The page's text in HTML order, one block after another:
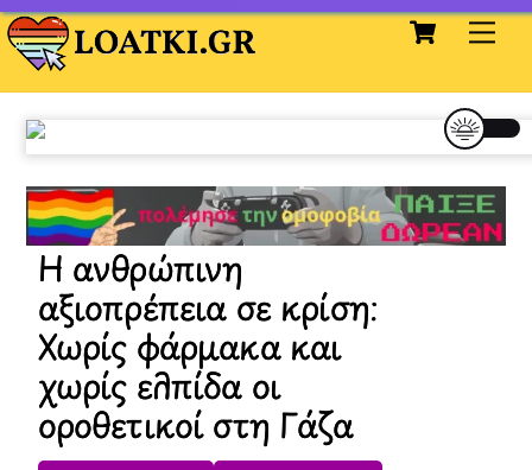
Skip
to
content
Cart
Η ανθρώπινη
αξιοπρέπεια σε κρίση:
Χωρίς φάρμακα και
χωρίς ελπίδα οι
οροθετικοί στη Γάζα